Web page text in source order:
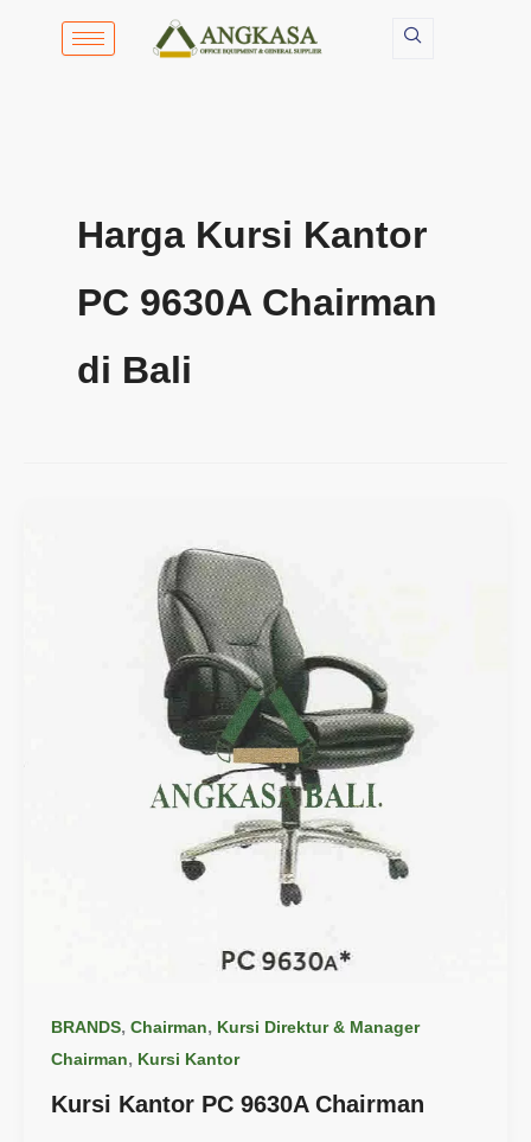
Harga Kursi Kantor
PC 9630A Chairman
di Bali
BRANDS, Chairman, Kursi Direktur & Manager
Chairman, Kursi Kantor
Kursi Kantor PC 9630A Chairman